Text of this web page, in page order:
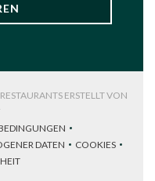
ERSTELLT VON
FENSTER))
((ÖFFNET EIN NEUES FENSTER))
DATEN
NEUES FENSTER))
COOKIES
((ÖFFNET
EIN NEUES FENSTER))